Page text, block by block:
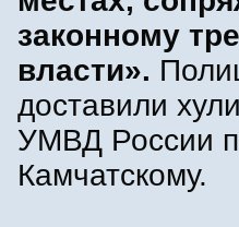
законному
власти».
доставили
УМВД России
Камчатскому.